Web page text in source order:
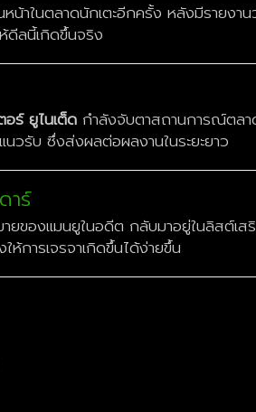
น้าในตลาดนักเตะอีกครั้ง หลังมีรายงา
ดีลนี้เกิดขึ้นจริง
อร์ ยูไนเต็ด กำลังจับตาสถานการณ์ตลา
วรับ ซึ่งส่งผลต่อผลงานในระยะยาว
าร์
มายของแมนยูในอดีต กลับมาอยู่ในลิส
การเจรจาเกิดขึ้นได้ง่ายขึ้น